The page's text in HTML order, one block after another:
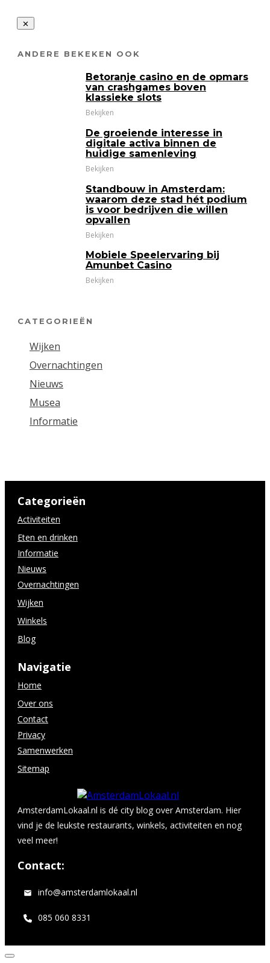
ANDERE BEKEKEN OOK
Betoranje casino en de opmars
van crashgames boven
klassieke slots
Bekijken
De groeiende interesse in
digitale activa binnen de
huidige samenleving
Bekijken
Standbouw in Amsterdam:
waarom deze stad hét podium
is voor bedrijven die willen
opvallen
Bekijken
Mobiele Speelervaring bij
Amunbet Casino
Bekijken
CATEGORIEËN
Wijken
Overnachtingen
Nieuws
Musea
Informatie
AmsterdamLokaal.nl is dé city blog over Amsterdam. Hier
vind je de leukste restaurants, winkels, activiteiten en nog
veel meer!
Contact:
info@amsterdamlokaal.nl
085 060 8331
Navigatie
Home
Over ons
Contact
Privacy
Samenwerken
Sitemap
Categorieën
Activiteiten
Eten en drinken
Informatie
Nieuws
Overnachtingen
Wijken
Winkels
Blog
Dialoogvenster